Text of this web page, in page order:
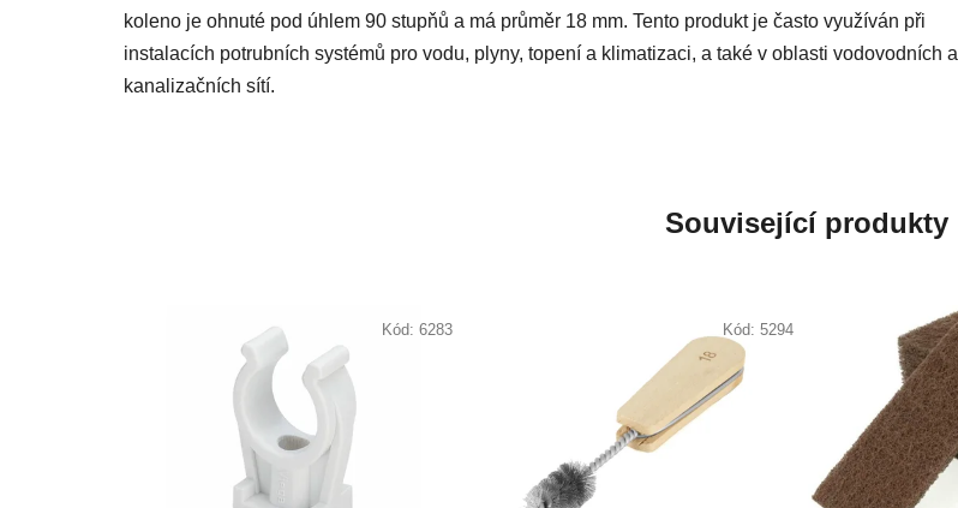
koleno je ohnuté pod úhlem 90 stupňů a má průměr 18 mm. Tento produkt je často využíván při
instalacích potrubních systémů pro vodu, plyny, topení a klimatizaci, a také v oblasti vodovodních a
kanalizačních sítí.
Související produkty
Kód: 6283 Kód: 5294